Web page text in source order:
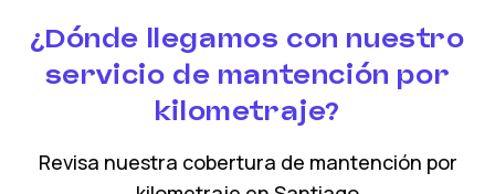
¿Dónde llegamos con nuestro
servicio de mantención por
kilometraje?
Revisa nuestra cobertura de mantención por